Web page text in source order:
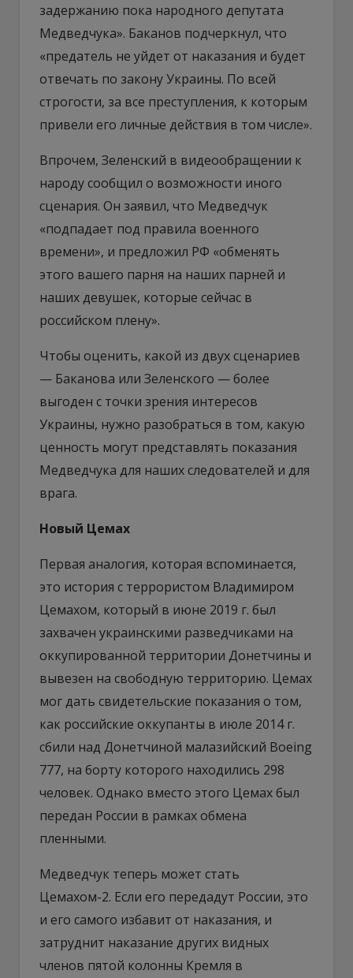
задержанию пока народного депутата
Медведчука». Баканов подчеркнул, что
«предатель не уйдет от наказания и будет
отвечать по закону Украины. По всей
строгости, за все преступления, к которым
привели его личные действия в том числе».
Впрочем, Зеленский в видеообращении к
народу сообщил о возможности иного
сценария. Он заявил, что Медведчук
«подпадает под правила военного
времени», и предложил РФ «обменять
этого вашего парня на наших парней и
наших девушек, которые сейчас в
российском плену».
Чтобы оценить, какой из двух сценариев
— Баканова или Зеленского — более
выгоден с точки зрения интересов
Украины, нужно разобраться в том, какую
ценность могут представлять показания
Медведчука для наших следователей и для
врага.
Новый Цемах
Первая аналогия, которая вспоминается,
это история с террористом Владимиром
Цемахом, который в июне 2019 г. был
захвачен украинскими разведчиками на
оккупированной территории Донетчины и
вывезен на свободную территорию. Цемах
мог дать свидетельские показания о том,
как российские оккупанты в июле 2014 г.
сбили над Донетчиной малазийский Boeing
777, на борту которого находились 298
человек. Однако вместо этого Цемах был
передан России в рамках обмена
пленными.
Медведчук теперь может стать
Цемахом-2. Если его передадут России, это
и его самого избавит от наказания, и
затруднит наказание других видных
членов пятой колонны Кремля в